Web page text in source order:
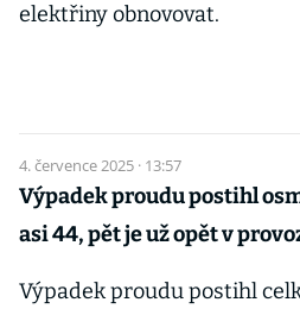
elektřiny obnovovat.
4. července 2025 · 13:57
Výpadek proudu postihl
asi 44, pět je už opět v
Výpadek proudu postihl